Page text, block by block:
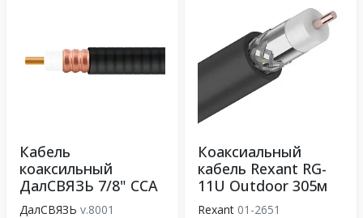
Кабель
коаксильный
ДалСВЯЗЬ 7/8" CCA
ДалСВЯЗЬ v.8001
Коаксиальный
кабель Rexant RG-
11U Outdoor 305м
Rexant 01-2651